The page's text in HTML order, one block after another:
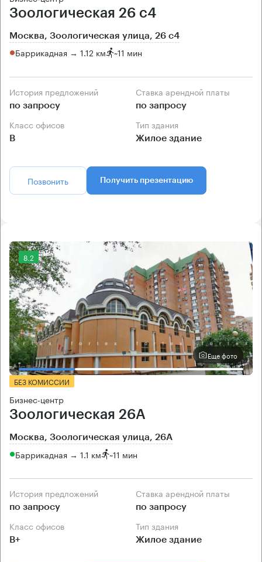
Зоологическая 26 с4
Москва, Зоологическая улица, 26 с4
Баррикадная → 1.12 км ~11 мин
История предложений
по запросу
Ставка арендной платы
по запросу
Класс офисов
B
Тип здания
Жилое здание
Позвонить Получить презентацию
8.2
Еще фото
БЕЗ КОМИССИИ
Бизнес-центр
Зоологическая 26А
Москва, Зоологическая улица, 26А
Баррикадная → 1.1 км ~11 мин
История предложений
по запросу
Ставка арендной платы
по запросу
Класс офисов
B+
Тип здания
Жилое здание